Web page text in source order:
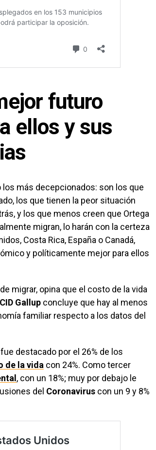
futuro
ellos y sus
más decepcionados: son los que
los que tienen la peor situación
y los que menos creen que Ortega
migran, lo harán con la certeza
Costa Rica, España o Canadá,
y políticamente mejor para ellos
migrar, opina que el costo de la vida
CID Gallup concluye que hay al menos
familiar respecto a los datos del
fue destacado por el 26% de los
de la vida con 24%. Como tercer
, con un 18%; muy por debajo le
del Coronavirus con un 9 y 8%